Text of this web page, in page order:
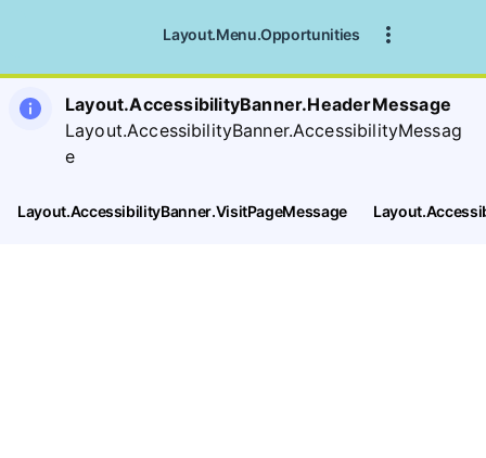
Layout.Menu.Opportunities
Layout.AccessibilityBanner.HeaderMessage
Layout.AccessibilityBanner.AccessibilityMessag
e
Layout.AccessibilityBanner.VisitPageMessage